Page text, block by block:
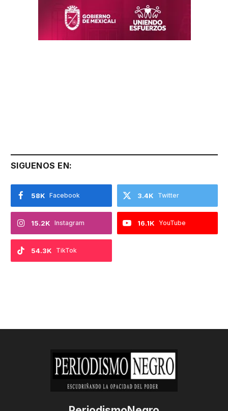
SIGUENOS EN:
Facebook
58K Twitter
3.4K
Instagram
15.2K YouTube
16.1K
TikTok
54.3K